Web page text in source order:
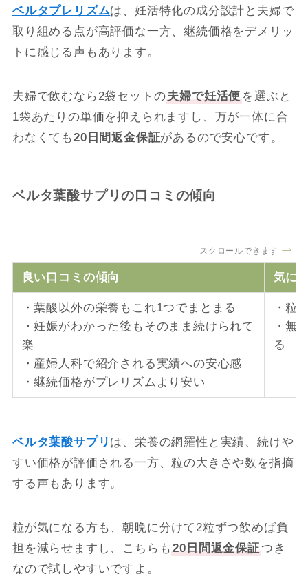
ベルタプレリズムは、妊活特化の成分設計と夫婦で
取り組める点が高評価な一方、継続価格をデメリッ
トに感じる声もあります。
夫婦で飲むなら2袋セットの夫婦で妊活便を選ぶと
1袋あたりの単価を抑えられますし、万が一体に合
わなくても20日間返金保証があるので安心です。
ベルタ葉酸サプリの口コミの傾向
スクロールできます
良い口コミの傾向 気に
・葉酸以外の栄養もこれ1つでまとまる
・妊娠がわかった後もそのまま続けられて
楽
・産婦人科で紹介される実績への安心感
・継続価格がプレリズムより安い
・粒
・無
る
ベルタ葉酸サプリ は、栄養の網羅性と実績、続けや
すい価格が評価される一方、粒の大きさや数を指摘
する声もあります。
粒が気になる方も、朝晩に分けて2粒ずつ飲めば負
担を減らせますし、こちらも20日間返金保証つき
なので試しやすいですよ。